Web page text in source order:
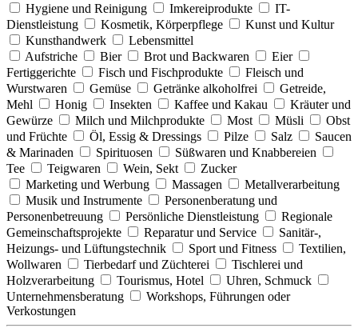
Hygiene und Reinigung
Imkereiprodukte
IT-
Dienstleistung
Kosmetik, Körperpflege
Kunst und Kultur
Kunsthandwerk
Lebensmittel
Aufstriche
Bier Brot und Backwaren
Eier
Fertiggerichte
Fisch und Fischprodukte
Fleisch und
Wurstwaren
Gemüse Getränke alkoholfrei
Getreide,
Mehl
Honig Insekten Kaffee und Kakau
Kräuter und
Gewürze
Milch und Milchprodukte Most Müsli
Obst
und Früchte
Öl, Essig & Dressings Pilze Salz
Saucen
& Marinaden
Spirituosen
Süßwaren und Knabbereien
Tee
Teigwaren Wein, Sekt
Zucker
Marketing und Werbung
Massagen
Metallverarbeitung
Musik und Instrumente
Personenberatung und
Personenbetreuung
Persönliche Dienstleistung
Regionale
Gemeinschaftsprojekte
Reparatur und Service
Sanitär-,
Heizungs- und Lüftungstechnik
Sport und Fitness
Textilien,
Wollwaren
Tierbedarf und Züchterei
Tischlerei und
Holzverarbeitung
Tourismus, Hotel
Uhren, Schmuck
Unternehmensberatung
Workshops, Führungen oder
Verkostungen